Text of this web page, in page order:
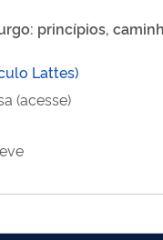
princípios,
Lattes)
(acesse)